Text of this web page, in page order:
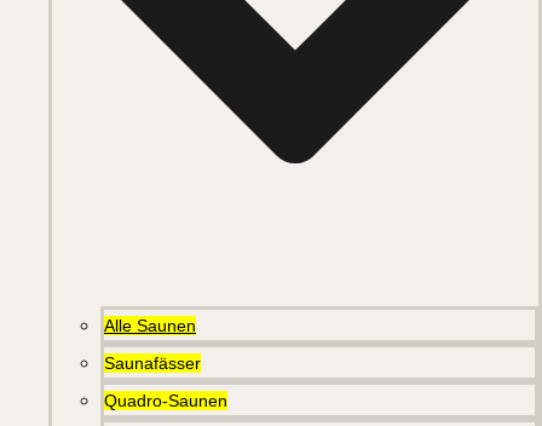
Alle Saunen
Saunafässer
Quadro-Saunen